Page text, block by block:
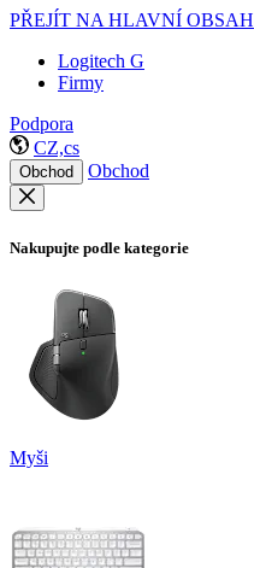
PŘEJÍT NA HLAVNÍ OBSAH
Logitech G
Firmy
Podpora
CZ,cs
Obchod Obchod
Nakupujte podle kategorie
Myši